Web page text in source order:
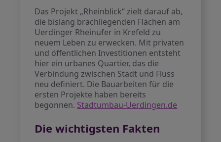
Das Projekt „Rheinblick“ zielt darauf ab,
die bislang brachliegenden Flächen am
Uerdinger Rheinufer in Krefeld zu
neuem Leben zu erwecken. Mit privaten
und öffentlichen Investitionen entsteht
hier ein urbanes Quartier, das die
Verbindung zwischen Stadt und Fluss
neu definiert. Die Bauarbeiten für die
ersten Projekte haben bereits
begonnen. Stadtumbau-Uerdingen.de
Die wichtigsten Fakten